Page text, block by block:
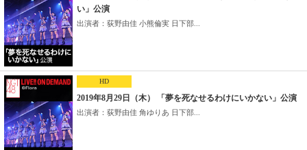
い」公演
出演者：荻野由佳 小熊倫実 日下部...
HD
2019年8月29日（木） 「夢を死なせるわけにいかない」公演
出演者：荻野由佳 角ゆりあ 日下部...